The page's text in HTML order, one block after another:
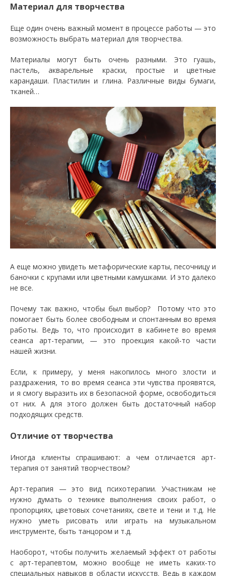
Материал для творчества
Еще один очень важный момент в процессе работы — это
возможность выбрать материал для творчества.
Материалы могут быть очень разными. Это гуашь,
пастель, акварельные краски, простые и цветные
карандаши. Пластилин и глина. Различные виды бумаги,
тканей…
А еще можно увидеть метафорические карты, песочницу и
баночки с крупами или цветными камушками. И это далеко
не все.
Почему так важно, чтобы был выбор? Потому что это
помогает быть более свободным и спонтанным во время
работы. Ведь то, что происходит в кабинете во время
сеанса арт-терапии, — это проекция какой-то части
нашей жизни.
Если, к примеру, у меня накопилось много злости и
раздражения, то во время сеанса эти чувства проявятся,
и я смогу выразить их в безопасной форме, освободиться
от них. А для этого должен быть достаточный набор
подходящих средств.
Отличие от творчества
Иногда клиенты спрашивают: а чем отличается арт-
терапия от занятий творчеством?
Арт-терапия — это вид психотерапии. Участникам не
нужно думать о технике выполнения своих работ, о
пропорциях, цветовых сочетаниях, свете и тени и т.д. Не
нужно уметь рисовать или играть на музыкальном
инструменте, быть танцором и т.д.
Наоборот, чтобы получить желаемый эффект от работы
с арт-терапевтом, можно вообще не иметь каких-то
специальных навыков в области искусств. Ведь в каждом